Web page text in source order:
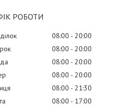
РОБОТИ
08:00
20:00
08:00
20:00
08:00
20:00
08:00
20:00
08:00
21:30
08:00
17:00